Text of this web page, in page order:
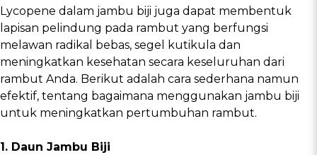
Lycopene dalam jambu biji juga dapat membentuk
lapisan pelindung pada rambut yang berfungsi
melawan radikal bebas, segel kutikula dan
meningkatkan kesehatan secara keseluruhan dari
rambut Anda. Berikut adalah cara sederhana namun
efektif, tentang bagaimana menggunakan jambu biji
untuk meningkatkan pertumbuhan rambut.
1. Daun Jambu Biji